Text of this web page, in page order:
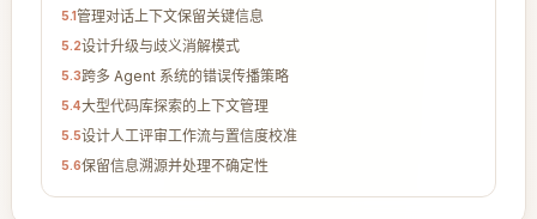
5.1管理对话上下文保留关键信息
5.2设计升级与歧义消解模式
5.3跨多 Agent 系统的错误传播策略
5.4大型代码库探索的上下文管理
5.5设计人工评审工作流与置信度校准
5.6保留信息溯源并处理不确定性